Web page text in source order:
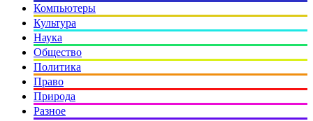
Компьютеры
Культура
Наука
Общество
Политика
Право
Природа
Разное